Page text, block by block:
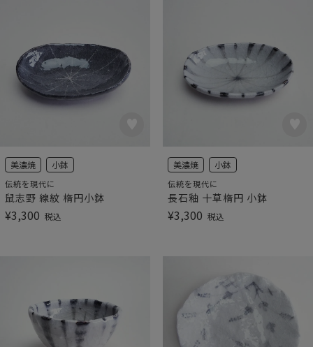
美濃焼 小鉢
伝統を現代に
鼠志野 線紋 楕円小鉢
¥3,300 税込
美濃焼 小鉢
伝統を現代に
長石釉 十草楕円 小鉢
¥3,300 税込